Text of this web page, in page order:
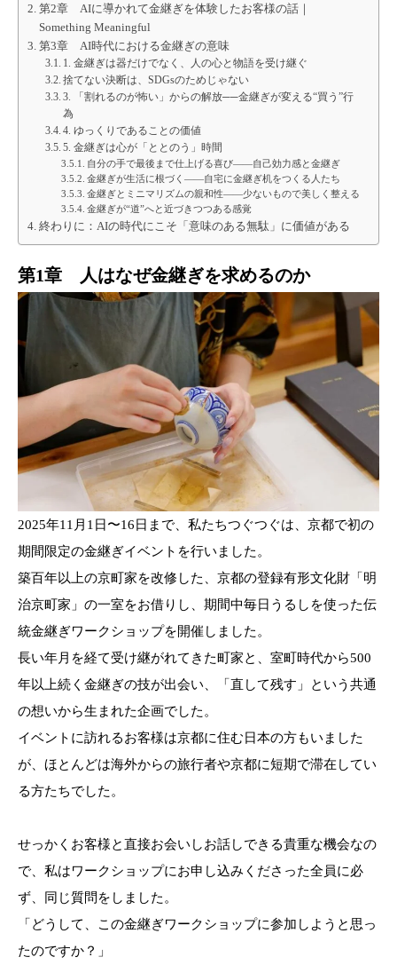
第2章 AIに導かれて金継ぎを体験したお客様の話｜
Something Meaningful
第3章 AI時代における金継ぎの意味
1. 金継ぎは器だけでなく、人の心と物語を受け継ぐ
捨てない決断は、SDGsのためじゃない
3. 「割れるのが怖い」からの解放──金継ぎが変える“買う”行
為
4. ゆっくりであることの価値
5. 金継ぎは心が「ととのう」時間
自分の手で最後まで仕上げる喜び——自己効力感と金継ぎ
金継ぎが生活に根づく——自宅に金継ぎ机をつくる人たち
金継ぎとミニマリズムの親和性——少ないもので美しく整える
金継ぎが“道”へと近づきつつある感覚
終わりに：AIの時代にこそ「意味のある無駄」に価値がある
第1章 人はなぜ金継ぎを求めるのか
2025年11月1日〜16日まで、私たちつぐつぐは、京都で初の
期間限定の金継ぎイベントを行いました。
築百年以上の京町家を改修した、京都の登録有形文化財「明
治京町家」の一室をお借りし、期間中毎日うるしを使った伝
統金継ぎワークショップを開催しました。
長い年月を経て受け継がれてきた町家と、室町時代から500
年以上続く金継ぎの技が出会い、「直して残す」という共通
の想いから生まれた企画でした。
イベントに訪れるお客様は京都に住む日本の方もいました
が、ほとんどは海外からの旅行者や京都に短期で滞在してい
る方たちでした。
せっかくお客様と直接お会いしお話しできる貴重な機会なの
で、私はワークショップにお申し込みくださった全員に必
ず、同じ質問をしました。
「どうして、この金継ぎワークショップに参加しようと思っ
たのですか？」